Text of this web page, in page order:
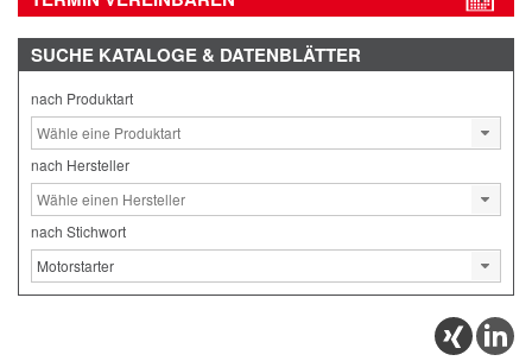
SUCHE KATALOGE & DATENBLÄTTER
nach Produktart
nach Hersteller
nach Stichwort